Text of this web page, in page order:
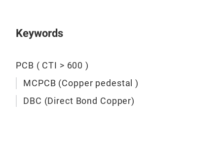
Keywords
PCB ( CTI > 600 )
MCPCB (Copper pedestal )
DBC (Direct Bond Copper)